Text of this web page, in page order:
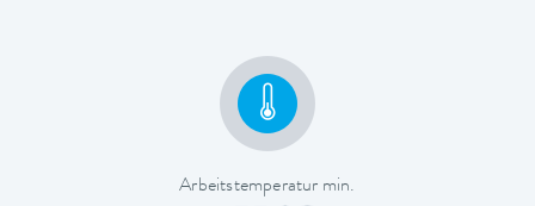
Arbeitstemperatur min.